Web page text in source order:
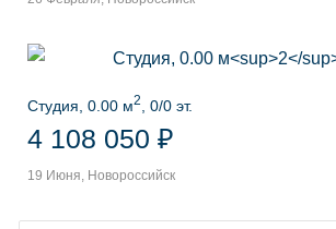
Студия, 0.00 м2 , 0/0 эт.
4 108 050 ₽
19 Июня, Новороссийск